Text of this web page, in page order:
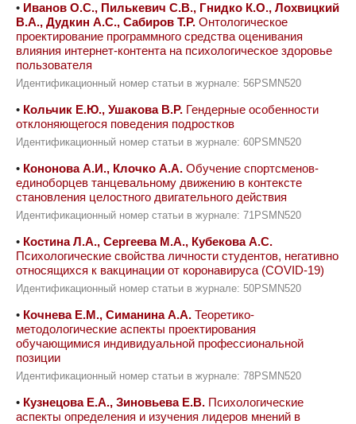
• Иванов О.С., Пилькевич С.В., Гнидко К.О., Лохвицкий
В.А., Дудкин А.С., Сабиров Т.Р. Онтологическое
проектирование программного средства оценивания
влияния интернет-контента на психологическое здоровье
пользователя
Идентификационный номер статьи в журнале: 56PSMN520
• Кольчик Е.Ю., Ушакова В.Р. Гендерные особенности
отклоняющегося поведения подростков
Идентификационный номер статьи в журнале: 60PSMN520
• Кононова А.И., Клочко А.А. Обучение спортсменов-
единоборцев танцевальному движению в контексте
становления целостного двигательного действия
Идентификационный номер статьи в журнале: 71PSMN520
• Костина Л.А., Сергеева М.А., Кубекова А.С.
Психологические свойства личности студентов, негативно
относящихся к вакцинации от коронавируса (COVID-19)
Идентификационный номер статьи в журнале: 50PSMN520
• Кочнева Е.М., Симанина А.А. Теоретико-
методологические аспекты проектирования
обучающимися индивидуальной профессиональной
позиции
Идентификационный номер статьи в журнале: 78PSMN520
• Кузнецова Е.А., Зиновьева Е.В. Психологические
аспекты определения и изучения лидеров мнений в